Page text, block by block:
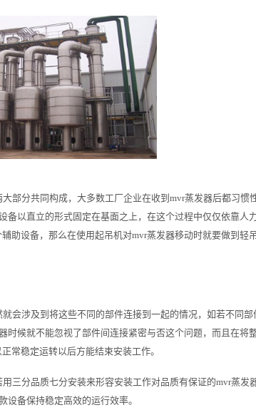
部分共同构成，大多数工厂企业在收到mvr蒸发器后都习惯
以直立的形式固定在基面之上，在这个过程中仅仅依靠人
助设备，那么在使用起吊机对mvr蒸发器移动时就要做到轻
会涉及到将这些不同的部件连接到一起的情况，如若不同
候就不能忽视了部件间连接紧密与否这个问题，而且在将
常稳定运转以后方能结束安装工作。
三分品质七分安装来形容安装工作对品质有保证的mvr蒸发
备保持稳定高效的运行效率。